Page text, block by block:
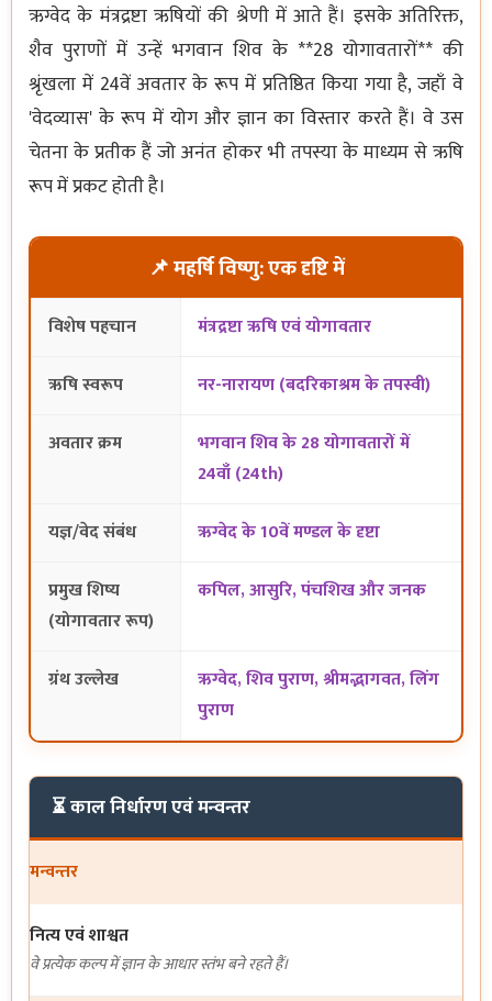
ऋग्वेद के मंत्रद्रष्टा ऋषियों की श्रेणी में आते हैं। इसके अतिरिक्त,
शैव पुराणों में उन्हें भगवान शिव के **28 योगावतारों** की
श्रृंखला में 24वें अवतार के रूप में प्रतिष्ठित किया गया है, जहाँ वे
'वेदव्यास' के रूप में योग और ज्ञान का विस्तार करते हैं। वे उस
चेतना के प्रतीक हैं जो अनंत होकर भी तपस्या के माध्यम से ऋषि
रूप में प्रकट होती है।
📌 महर्षि विष्णु: एक दृष्टि में
विशेष पहचान
मंत्रद्रष्टा ऋषि एवं योगावतार
ऋषि स्वरूप
नर-नारायण (बदरिकाश्रम के तपस्वी)
अवतार क्रम
भगवान शिव के 28 योगावतारों में
24वाँ (24th)
यज्ञ/वेद संबंध
ऋग्वेद के 10वें मण्डल के दृष्टा
प्रमुख शिष्य
(योगावतार रूप)
कपिल, आसुरि, पंचशिख और जनक
ग्रंथ उल्लेख
ऋग्वेद, शिव पुराण, श्रीमद्भागवत, लिंग
पुराण
⏳ काल निर्धारण एवं मन्वन्तर
मन्वन्तर
नित्य एवं शाश्वत
वे प्रत्येक कल्प में ज्ञान के आधार स्तंभ बने रहते हैं।